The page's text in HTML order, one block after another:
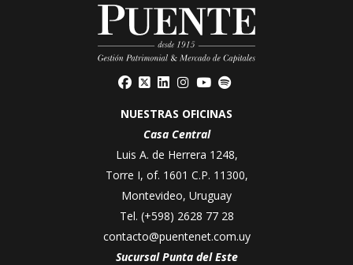
NUESTRAS OFICINAS
Casa Central
Luis A. de Herrera 1248,
Torre I, of. 1601 C.P. 11300,
Montevideo, Uruguay
Tel. (+598) 2628 77 28
contacto@puentenet.com.uy
Sucursal Punta del Este